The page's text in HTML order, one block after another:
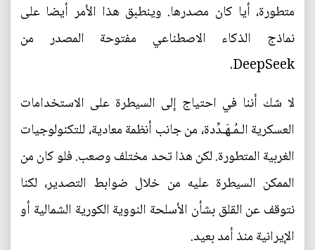
متطورة، أيا كان مصدرها. وينطبق هذا الأمر أيضا على
نماذج الذكاء الاصطناعي مفتوحة المصدر من
DeepSeek.
لا شك أننا في احتياج إلى السيطرة على الاستخدامات
العسكرية الـمُـهَـدِّدة، من جانب أنظمة معادية، للتكنولوجيات
الغربية المتطورة. لكن هذا تحد مختلف وصعب. فلو كان من
الممكن السيطرة عليه من خلال ضوابط التصدير، لكنا
نتوقف عن القلق بشأن الأسلحة النووية الكورية الشمالية أو
الإيرانية منذ أمد بعيد.